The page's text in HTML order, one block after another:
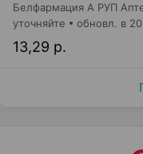
Белфармация А РУП
13,29 р.
уточняйте обновл. в